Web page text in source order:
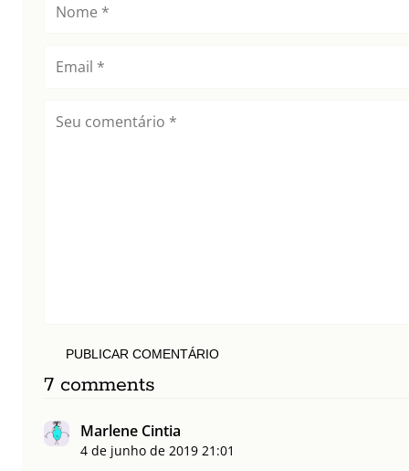
PUBLICAR COMENTÁRIO
7 comments
Marlene Cintia
4 de junho de 2019 21:01